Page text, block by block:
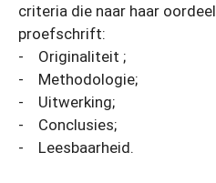
criteria die naar haar
proefschrift:
- Originaliteit ;
- Methodologie;
- Uitwerking;
- Conclusies;
- Leesbaarheid.